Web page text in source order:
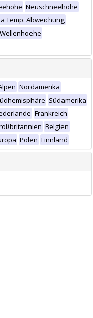
Neuschneehöhe
Temp. Abweichung
Wellenhoehe
Nordamerika
Südamerika
Frankreich
Belgien
Polen Finnland